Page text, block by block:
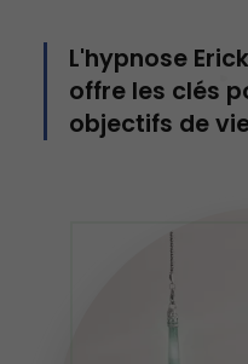
L'hypnose
offre les clés
objectifs de